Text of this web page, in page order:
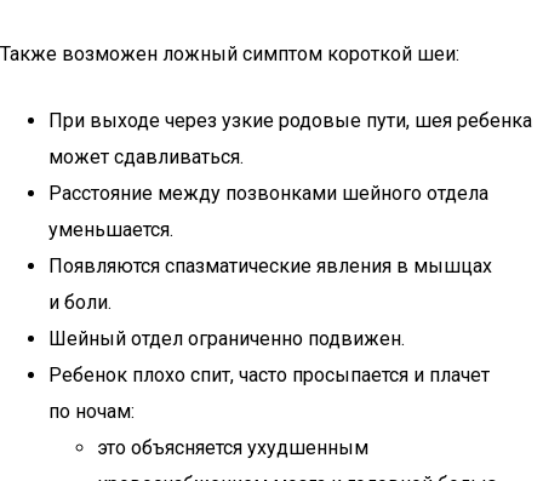
Также возможен ложный симптом короткой шеи:
При выходе через узкие родовые пути, шея ребенка
может сдавливаться.
Расстояние между позвонками шейного отдела
уменьшается.
Появляются спазматические явления в мышцах
и боли.
Шейный отдел ограниченно подвижен.
Ребенок плохо спит, часто просыпается и плачет
по ночам:
это объясняется ухудшенным